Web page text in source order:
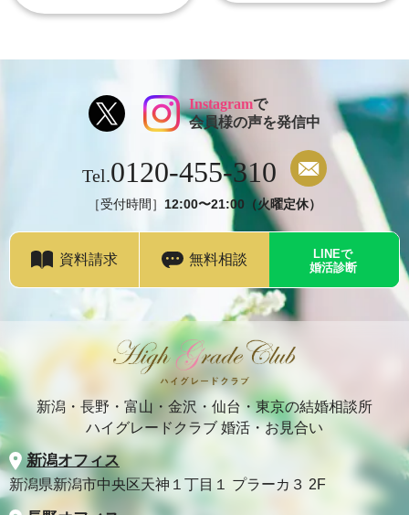
Instagramで
会員様の声を発信中
Tel.0120-455-310
［受付時間］ 12:00〜21:00（火曜定休）
資料請求 無料相談
LINEで
婚活診断
新潟・長野・富山・金沢・仙台・東京の結婚相談所
ハイグレードクラブ 婚活・お見合い
新潟オフィス
新潟県新潟市中央区天神１丁目１ プラーカ３ 2F